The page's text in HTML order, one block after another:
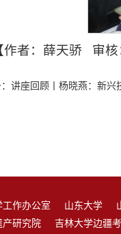
作者：薛天骄 审核
讲座回顾丨杨晓燕：新兴
作办公室 山东大学
产研究院 吉林大学边疆